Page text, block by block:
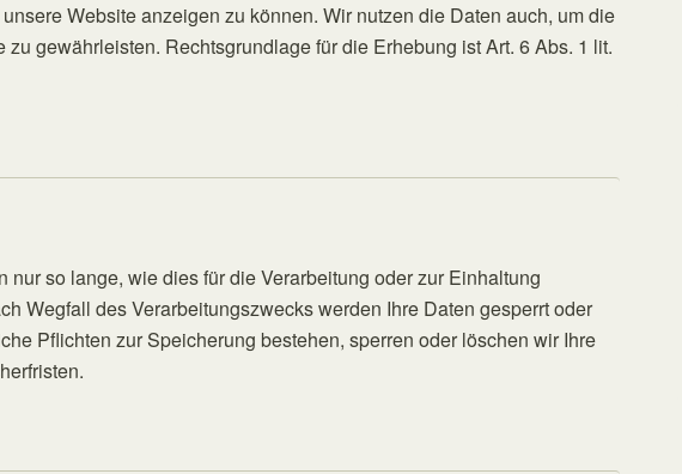
Website anzeigen zu können. Wir nutzen die Daten auch, um die
gewährleisten. Rechtsgrundlage für die Erhebung ist Art. 6 Abs. 1 lit.
nur so lange, wie dies für die Verarbeitung oder zur Einhaltung
Wegfall des Verarbeitungszwecks werden Ihre Daten gesperrt oder
Pflichten zur Speicherung bestehen, sperren oder löschen wir Ihre